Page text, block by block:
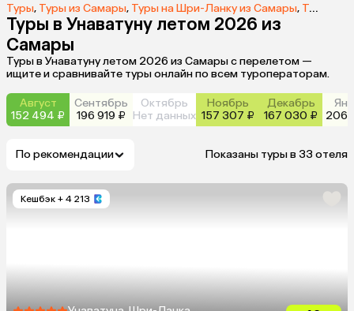
Туры, Туры из Самары, Туры на Шри-Ланку из Самары, Туры в Унаватуну из Самары
Туры в Унаватуну летом 2026 из
Самары
Туры в Унаватуну летом 2026 из Самары с перелетом —
ищите и сравнивайте туры онлайн по всем туроператорам.
Август
152 494 ₽
Сентябрь
196 919 ₽
Октябрь
Нет данных
Ноябрь
157 307 ₽
Декабрь
167 030 ₽
206
По рекомендации Показаны туры в 33 отеля
Кешбэк + 4 213